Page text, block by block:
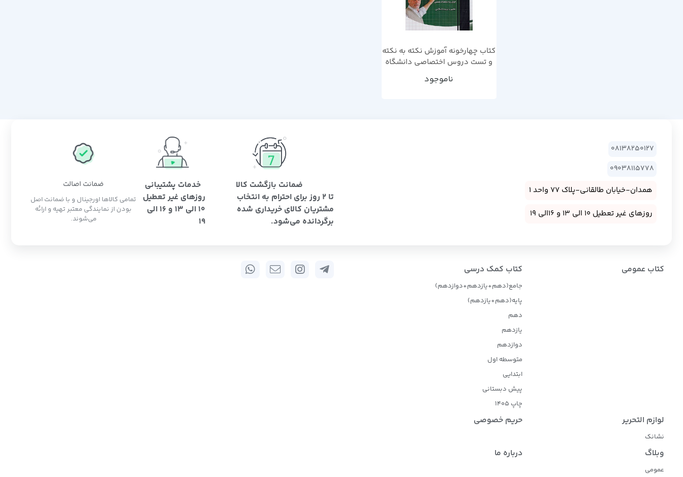
کتاب چهارخونه آموزش نکته به نکته
و تست دروس اختصاصی دانشگاه
فرهنگیان فارابی سال چاپ 1402
ناموجود
08138250127
09038115778
همدان-خیابان طالقانی-پلاک 77 واحد 1
روزهای غیر تعطیل 10 الی 13 و 16الی 19
ضمانت بازگشت کالا
تا 2 روز برای احترام به انتخاب
مشتریان کالای خریداری شده
برگردانده می‌شود.
خدمات پشتیبانی
روزهای غیر تعطیل
10 الی 13 و 16 الی
19
ضمانت اصالت
تمامی کالاها اورجینال و با ضمانت اصل
بودن از نمایندگی معتبر تهیه و ارائه
می‌شوند.
کتاب عمومی کتاب کمک درسی
جامع(دهم+یازدهم+دوازدهم)
پایه(دهم+یازدهم)
دهم
یازدهم
دوازدهم
متوسطه اول
ابتدایی
پیش دبستانی
چاپ 1405
لوازم التحریر
نشانک
حریم خصوصی
وبلاگ
عمومی
درباره ما